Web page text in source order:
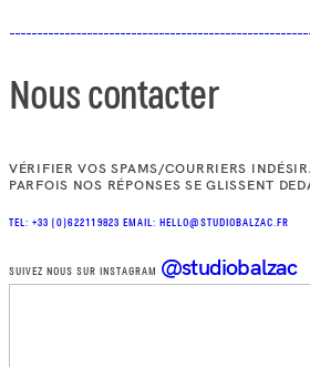
Nous contacter
VÉRIFIER VOS SPAMS/COURRIERS
PARFOIS NOS RÉPONSES SE GLISSENT
TEL: +33 (0)622119823 EMAIL: HELLO@STUDIOBALZAC.FR
SUIVEZ NOUS SUR INSTAGRAM @studiobalzac